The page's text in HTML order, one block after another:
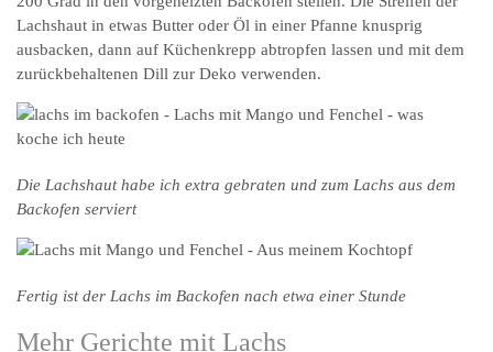
Lachshaut in etwas Butter oder Öl in einer Pfanne knusprig
ausbacken, dann auf Küchenkrepp abtropfen lassen und mit dem
zurückbehaltenen Dill zur Deko verwenden.
Die Lachshaut habe ich extra gebraten und zum Lachs aus dem
Backofen serviert
Fertig ist der Lachs im Backofen nach etwa einer Stunde
Mehr Gerichte mit Lachs